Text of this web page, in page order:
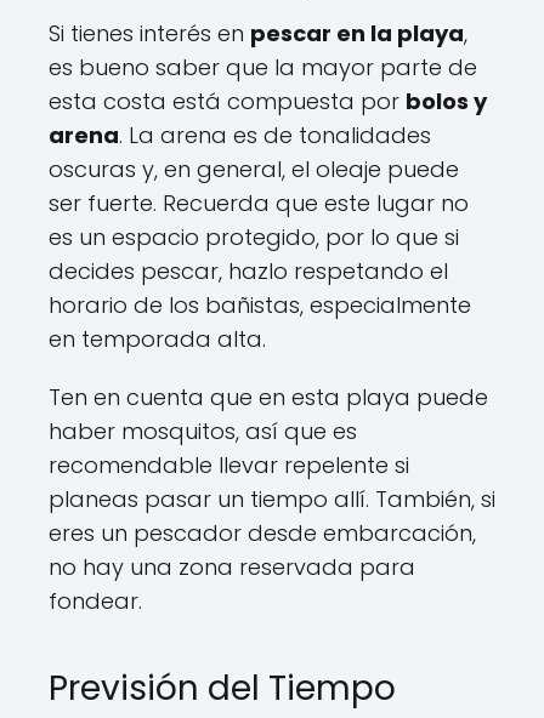
Si tienes interés en pescar en la playa,
es bueno saber que la mayor parte de
esta costa está compuesta por bolos y
arena. La arena es de tonalidades
oscuras y, en general, el oleaje puede
ser fuerte. Recuerda que este lugar no
es un espacio protegido, por lo que si
decides pescar, hazlo respetando el
horario de los bañistas, especialmente
en temporada alta.
Ten en cuenta que en esta playa puede
haber mosquitos, así que es
recomendable llevar repelente si
planeas pasar un tiempo allí. También, si
eres un pescador desde embarcación,
no hay una zona reservada para
fondear.
Previsión del Tiempo